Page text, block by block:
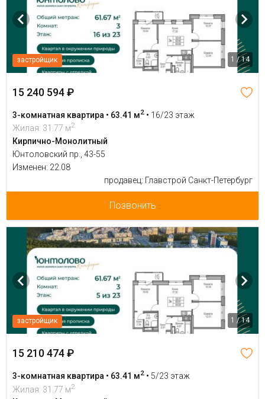
застройщик 1 / 14
15 240 594 ₽
3-комнатная квартира • 63.41 м2 • 16/23 этаж
Жилая: 31.77 м2
Кирпично-Монолитный
Юнтоловский пр., 43-55
Изменен: 22.08
продавец: Главстрой Санкт-Петербург
Позвонить
застройщик 1 / 14
15 210 474 ₽
3-комнатная квартира • 63.41 м2 • 5/23 этаж
Жилая: 31.77 м2